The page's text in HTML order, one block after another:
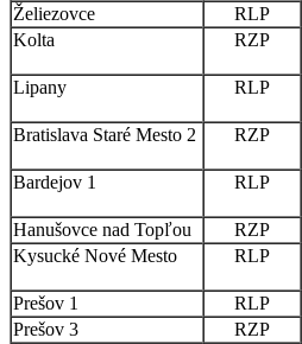
Želiezovce
RLP
Kolta
RZP
Lipany
RLP
Bratislava Staré Mesto 2
RZP
Bardejov 1
RLP
Hanušovce nad Topľou
RZP
Kysucké Nové Mesto
RLP
Prešov 1
RLP
Prešov 3
RZP